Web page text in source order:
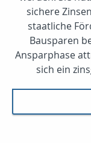
sichere
staatliche
Bausparen
Ansparphase
sich ein